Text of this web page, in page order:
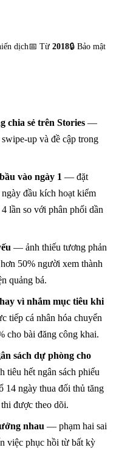
dịch📅 Từ 2018🔒 Bảo mật
chia sẻ trên Stories —
up và đề cập trong
vào ngày 1 — đặt
đầu kích hoạt kiểm
lần so với phân phối dần
— ảnh thiếu tương phản
50% người xem thành
quảng bá.
vì nhắm mục tiêu khi
tiếp cá nhân hóa chuyển
cho bài đăng công khai.
sách dự phòng cho
tiêu hết ngân sách phiếu
14 ngày thua đối thủ tăng
được theo dõi.
nhau — phạm hai sai
việc phục hồi từ bất kỳ